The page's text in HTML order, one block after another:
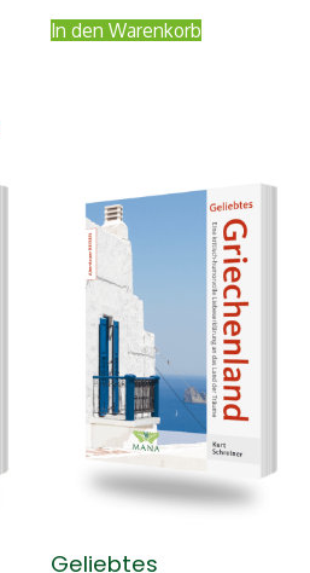
In den Warenkorb
Geliebtes